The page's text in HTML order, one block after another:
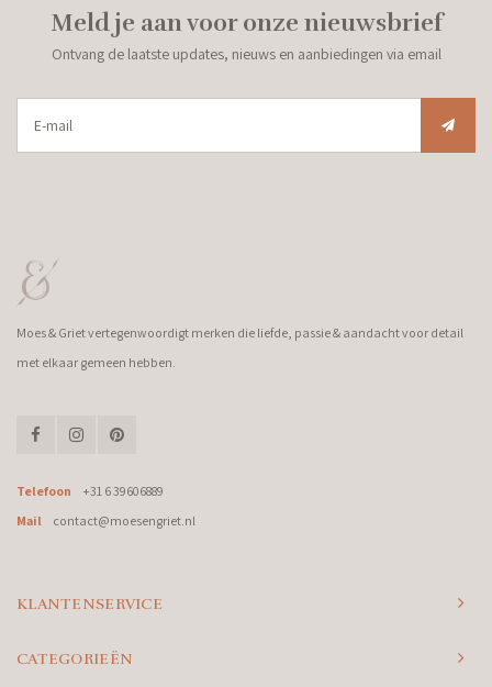
Meld je aan voor onze nieuwsbrief
Ontvang de laatste updates, nieuws en aanbiedingen via email
Moes & Griet vertegenwoordigt merken die liefde, passie & aandacht voor detail
met elkaar gemeen hebben.
Telefoon
+31 6 39606889
Mail
contact@moesengriet.nl
KLANTENSERVICE
CATEGORIEËN